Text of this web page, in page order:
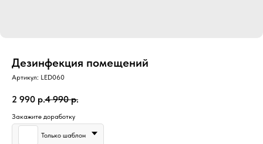
Дезинфекция помещений
Артикул: LED060
2 990 р.4 990 р.
Закажите доработку
Только шаблон